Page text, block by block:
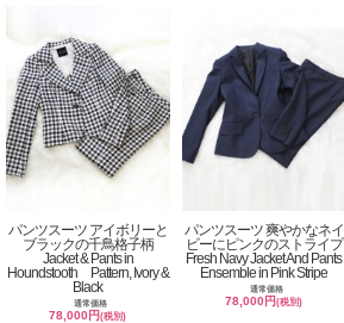
パンツスーツ アイボリーと
ブラックの千鳥格子柄
Jacket & Pants in
Houndstooth Pattern, Ivory &
Black
通常価格
78,000円(税別)
パンツスーツ 爽やかなネイ
ビーにピンクのストライプ
Fresh Navy Jacket And Pants
Ensemble in Pink Stripe
通常価格
78,000円(税別)